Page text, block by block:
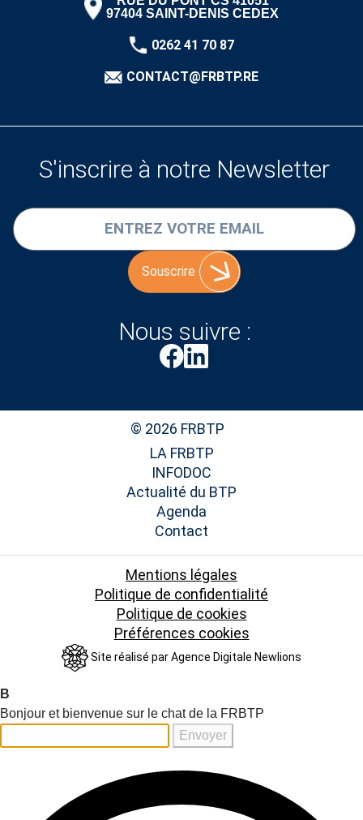
97404 SAINT-DENIS CEDEX
0262 41 70 87
CONTACT@FRBTP.RE
S'inscrire à notre Newsletter
Souscrire
Nous suivre :
© 2026 FRBTP
LA FRBTP
INFODOC
Actualité du BTP
Agenda
Contact
Site réalisé parAgence Digitale Newlions
Mentions légales
Politique de confidentialité
Politique de cookies
Préférences cookies
B
Bonjour et bienvenue sur le chat de la FRBTP
Envoyer